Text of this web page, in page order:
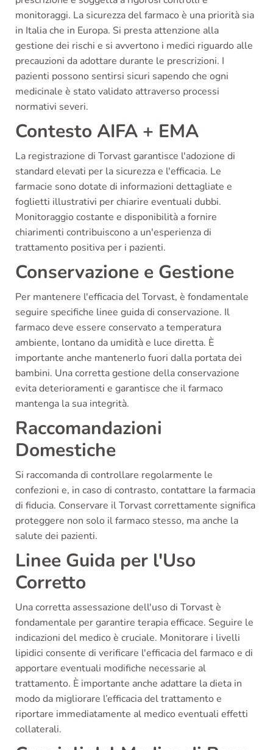
monitoraggi. La sicurezza del farmaco è una priorità sia
in Italia che in Europa. Si presta attenzione alla
gestione dei rischi e si avvertono i medici riguardo alle
precauzioni da adottare durante le prescrizioni. I
pazienti possono sentirsi sicuri sapendo che ogni
medicinale è stato validato attraverso processi
normativi severi.
Contesto AIFA + EMA
La registrazione di Torvast garantisce l'adozione di
standard elevati per la sicurezza e l'efficacia. Le
farmacie sono dotate di informazioni dettagliate e
foglietti illustrativi per chiarire eventuali dubbi.
Monitoraggio costante e disponibilità a fornire
chiarimenti contribuiscono a un'esperienza di
trattamento positiva per i pazienti.
Conservazione e Gestione
Per mantenere l'efficacia del Torvast, è fondamentale
seguire specifiche linee guida di conservazione. Il
farmaco deve essere conservato a temperatura
ambiente, lontano da umidità e luce diretta. È
importante anche mantenerlo fuori dalla portata dei
bambini. Una corretta gestione della conservazione
evita deterioramenti e garantisce che il farmaco
mantenga la sua integrità.
Raccomandazioni
Domestiche
Si raccomanda di controllare regolarmente le
confezioni e, in caso di contrasto, contattare la farmacia
di fiducia. Conservare il Torvast correttamente significa
proteggere non solo il farmaco stesso, ma anche la
salute dei pazienti.
Linee Guida per l'Uso
Corretto
Una corretta assessazione dell'uso di Torvast è
fondamentale per garantire terapia efficace. Seguire le
indicazioni del medico è cruciale. Monitorare i livelli
lipidici consente di verificare l'efficacia del farmaco e di
apportare eventuali modifiche necessarie al
trattamento. È importante anche adattare la dieta in
modo da migliorare l’efficacia del trattamento e
riportare immediatamente al medico eventuali effetti
collaterali.